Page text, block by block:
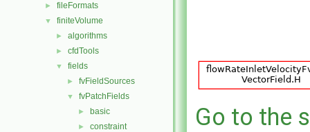
► fileFormats
▼ finiteVolume
► algorithms
► cfdTools
▼ fields
► fvFieldSources
▼ fvPatchFields
► basic
► constraint Go to the